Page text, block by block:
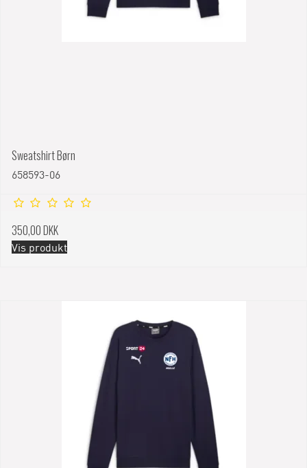
Sweatshirt Børn
658593-06
350,00 DKK
Vis produkt